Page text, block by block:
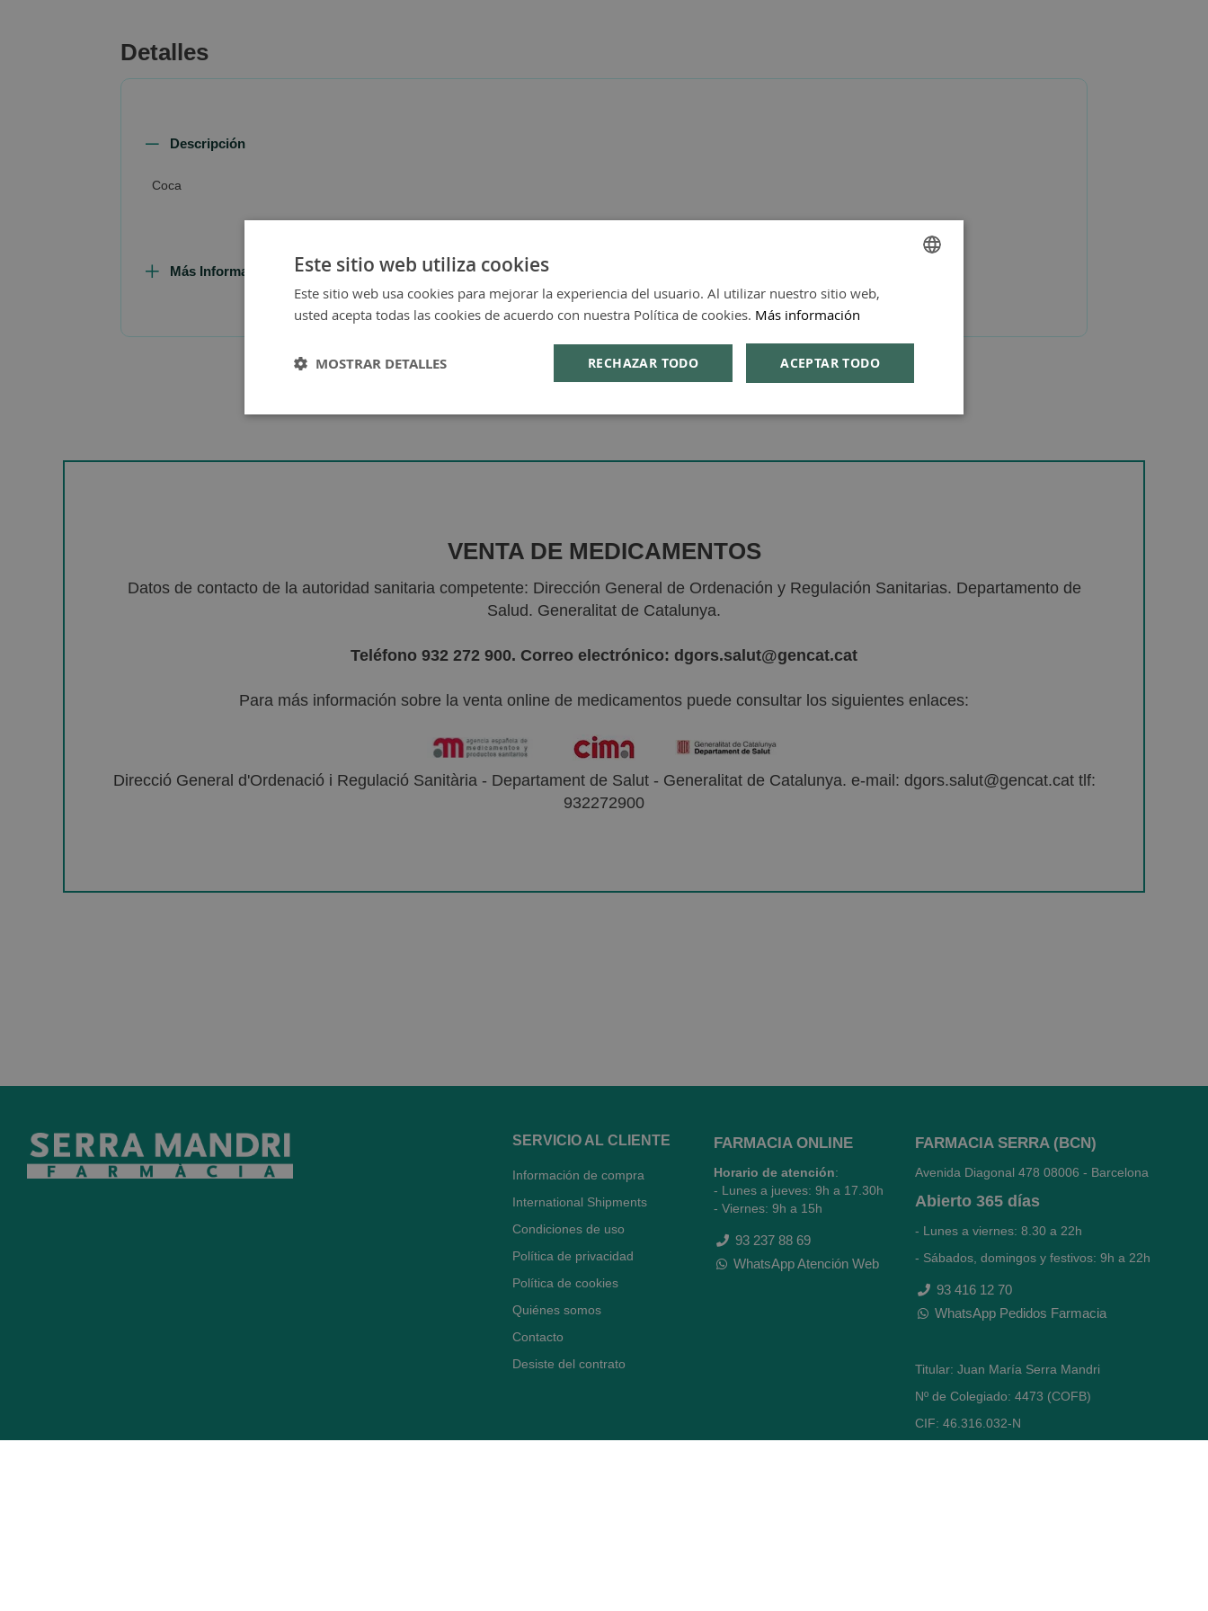
Detalles
Descripción
Coca
Más Información
VENTA DE MEDICAMENTOS
Datos de contacto de la autoridad sanitaria competente: Dirección General de Ordenación y Regulación Sanitarias. Departamento de
Salud. Generalitat de Catalunya.
Teléfono 932 272 900. Correo electrónico: dgors.salut@gencat.cat
Para más información sobre la venta online de medicamentos puede consultar los siguientes enlaces:
Direcció General d'Ordenació i Regulació Sanitària - Departament de Salut - Generalitat de Catalunya. e-mail: dgors.salut@gencat.cat tlf:
932272900
SERVICIO AL CLIENTE
Información de compra
International Shipments
Condiciones de uso
Política de privacidad
Política de cookies
Quiénes somos
Contacto
Desiste del contrato
FARMACIA ONLINE
Horario de atención:
- Lunes a jueves: 9h a 17.30h
- Viernes: 9h a 15h
93 237 88 69
WhatsApp Atención Web
FARMACIA SERRA (BCN)
Avenida Diagonal 478 08006 - Barcelona
Abierto 365 días
- Lunes a viernes: 8.30 a 22h
- Sábados, domingos y festivos: 9h a 22h
93 416 12 70
WhatsApp Pedidos Farmacia
Titular: Juan María Serra Mandri
Nº de Colegiado: 4473 (COFB)
CIF: 46.316.032-N
Este sitio web utiliza cookies
Este sitio web usa cookies para mejorar la experiencia del usuario. Al utilizar nuestro sitio web,
usted acepta todas las cookies de acuerdo con nuestra Política de cookies. Más información
ACEPTAR TODO
RECHAZAR TODO
MOSTRAR DETALLES